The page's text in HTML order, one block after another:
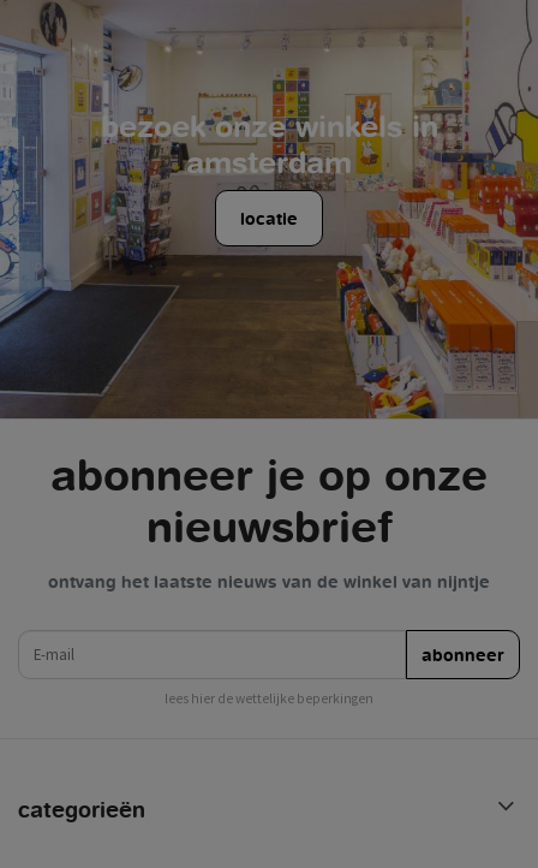
bezoek onze winkels in
amsterdam
locatie
abonneer je op onze
nieuwsbrief
ontvang het laatste nieuws van de winkel van nijntje
abonneer
lees hier de wettelijke beperkingen
categorieën